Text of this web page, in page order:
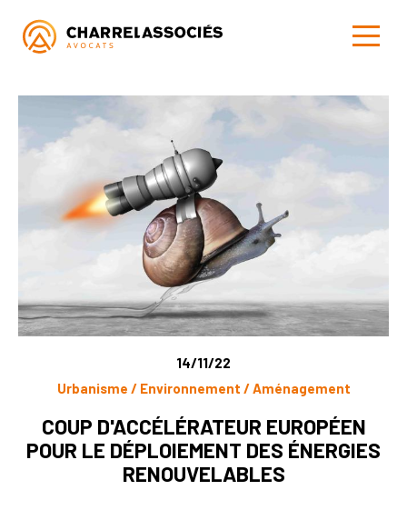
14/11/22
Urbanisme / Environnement / Aménagement
COUP D'ACCÉLÉRATEUR EUROPÉEN
POUR LE DÉPLOIEMENT DES ÉNERGIES
RENOUVELABLES